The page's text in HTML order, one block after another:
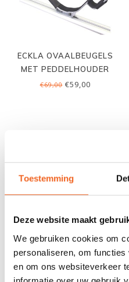
Toestemming
Deze website maakt
We gebruiken cookies om
personaliseren, om
en om ons websiteverkeer
ECKLA OVAALBEUGELS
MET PEDDELHOUDER
€69,00€59,00
ECKLA SUP KAR ORKCA
CALIFORNIA